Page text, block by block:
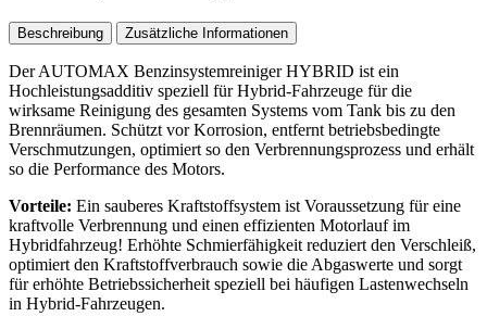
Beschreibung Zusätzliche Informationen
Der AUTOMAX Benzinsystemreiniger HYBRID ist ein
Hochleistungsadditiv speziell für Hybrid-Fahrzeuge für die
wirksame Reinigung des gesamten Systems vom Tank bis zu den
Brennräumen. Schützt vor Korrosion, entfernt betriebsbedingte
Verschmutzungen, optimiert so den Verbrennungsprozess und erhält
so die Performance des Motors.
Vorteile: Ein sauberes Kraftstoffsystem ist Voraussetzung für eine
kraftvolle Verbrennung und einen effizienten Motorlauf im
Hybridfahrzeug! Erhöhte Schmierfähigkeit reduziert den Verschleiß,
optimiert den Kraftstoffverbrauch sowie die Abgaswerte und sorgt
für erhöhte Betriebssicherheit speziell bei häufigen Lastenwechseln
in Hybrid-Fahrzeugen.